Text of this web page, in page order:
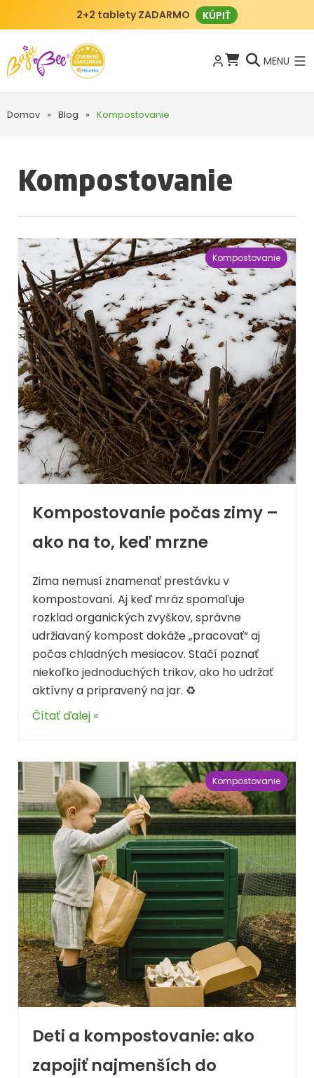
2+2 tablety ZADARMO KÚPIŤ
MENU
Domov » Blog » Kompostovanie
Kompostovanie
Kompostovanie
Kompostovanie počas zimy –
ako na to, keď mrzne
Zima nemusí znamenať prestávku v
kompostovaní. Aj keď mráz spomaľuje
rozklad organických zvyškov, správne
udržiavaný kompost dokáže „pracovať“ aj
počas chladných mesiacov. Stačí poznať
niekoľko jednoduchých trikov, ako ho udržať
aktívny a pripravený na jar. ♻️
Čítať ďalej »
Kompostovanie
Deti a kompostovanie: ako
zapojiť najmenších do